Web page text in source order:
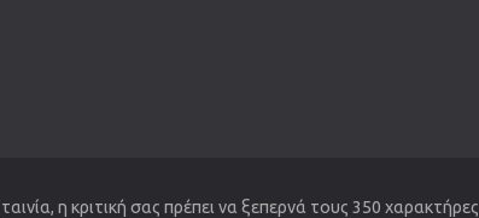
η κριτική σας πρέπει να ξεπερνά τους 350 χαρακτήρες